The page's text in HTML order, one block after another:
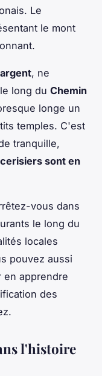
Le
le mont
, ne
long du Chemin
longe un
temples. C'est
tranquille,
cerisiers sont en
vous dans
le long du
locales
pouvez aussi
en apprendre
des
l'histoire